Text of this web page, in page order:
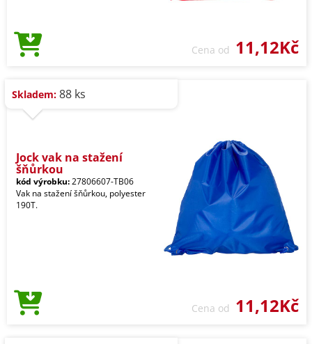
Cena od 11,12Kč
Skladem: 88 ks
Jock vak na stažení
šňůrkou
kód výrobku:27806607-TB06
Vak na stažení šňůrkou, polyester
190T.
Cena od 11,12Kč